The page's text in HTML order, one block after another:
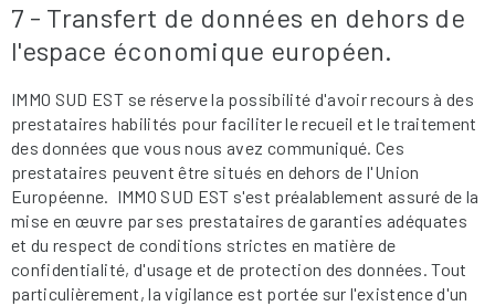
7 - Transfert de données en dehors de
l'espace économique européen.
IMMO SUD EST se réserve la possibilité d'avoir recours à des
prestataires habilités pour faciliter le recueil et le traitement
des données que vous nous avez communiqué. Ces
prestataires peuvent être situés en dehors de l'Union
Européenne. IMMO SUD EST s'est préalablement assuré de la
mise en œuvre par ses prestataires de garanties adéquates
et du respect de conditions strictes en matière de
confidentialité, d'usage et de protection des données. Tout
particulièrement, la vigilance est portée sur l'existence d'un